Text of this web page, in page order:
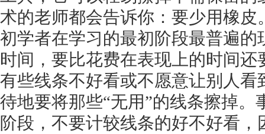
术的老师都会告诉你：要少用橡皮
初学者在学习的最初阶段最普遍的
时间，要比花费在表现上的时间
有些线条不好看或不愿意让别人看
待地要将那些“无用”的线条擦掉。
阶段，不要计较线条的好不好看